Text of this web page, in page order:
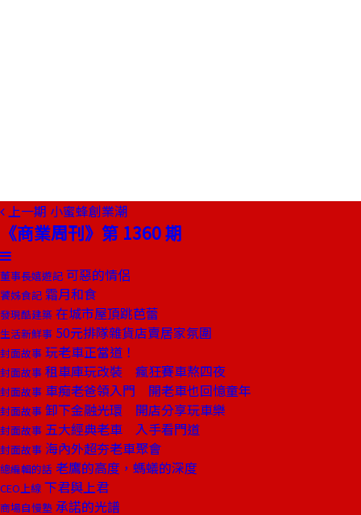
上一期 小蜜蜂創業潮
《商業周刊》第 1360 期
董事長嬉遊記 可惡的情侶
饕姊食記 霜月和食
發現酷建築 在城市屋頂跳芭蕾
生活新鮮事 50元排隊雜貨店賣居家氛圍
封面故事 玩老車正當道！
封面故事 租車庫玩改裝 瘋狂賽車熬四夜
封面故事 車痴老爸領入門 開老車也回憶童年
封面故事 卸下金融光環 開店分享玩車樂
封面故事 五大經典老車 入手看門道
封面故事 海內外超夯老車聚會
總編輯的話 老鷹的高度，螞蟻的深度
CEO上線 下君與上君
商場自慢塾 承諾的光譜